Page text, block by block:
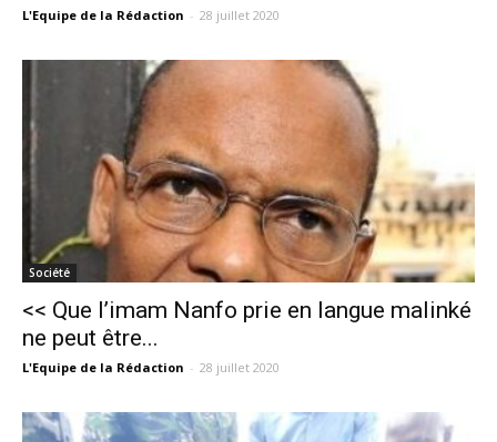
L'Equipe de la Rédaction - 28 juillet 2020
Société
<< Que l’imam Nanfo prie en langue malinké
ne peut être...
L'Equipe de la Rédaction - 28 juillet 2020